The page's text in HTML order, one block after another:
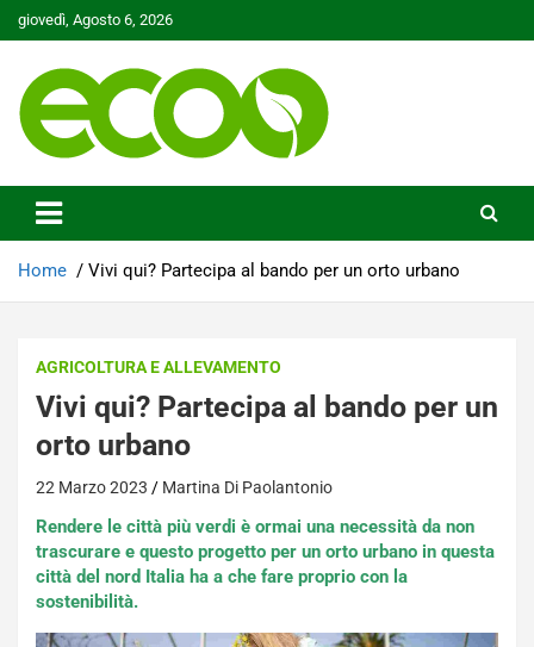
Skip
to
giovedì, Agosto 6, 2026
Ecoo.it
Home Vivi qui? Partecipa al bando per un orto urbano
AGRICOLTURA E ALLEVAMENTO
Vivi qui? Partecipa al bando per un
orto urbano
22 Marzo 2023 Martina Di Paolantonio
Rendere le città più verdi è ormai una necessità da non
trascurare e questo progetto per un orto urbano in questa
città del nord Italia ha a che fare proprio con la
sostenibilità.